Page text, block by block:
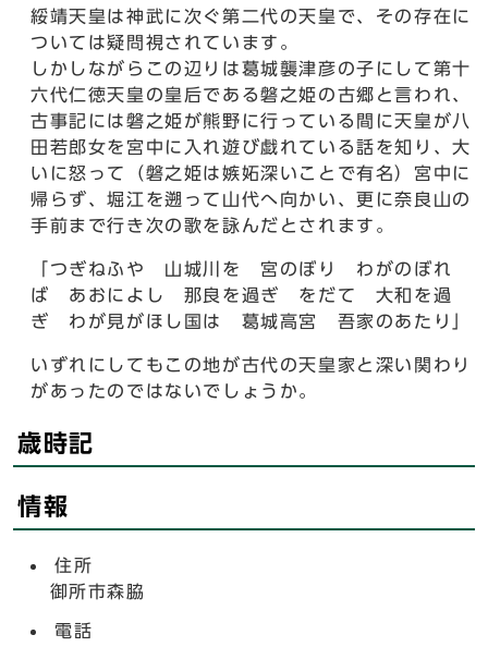
綏靖天皇は神武に次ぐ第二代の天皇で、その存在に
ついては疑問視されています。
しかしながらこの辺りは葛城襲津彦の子にして第十
六代仁徳天皇の皇后である磐之姫の古郷と言われ、
古事記には磐之姫が熊野に行っている間に天皇が八
田若郎女を宮中に入れ遊び戯れている話を知り、大
いに怒って（磐之姫は嫉妬深いことで有名）宮中に
帰らず、堀江を遡って山代へ向かい、更に奈良山の
手前まで行き次の歌を詠んだとされます。
「つぎねふや 山城川を 宮のぼり わがのぼれ
ば あおによし 那良を過ぎ をだて 大和を過
ぎ わが見がほし国は 葛城高宮 吾家のあたり」
いずれにしてもこの地が古代の天皇家と深い関わり
があったのではないでしょうか。
歳時記
情報
住所
御所市森脇
電話